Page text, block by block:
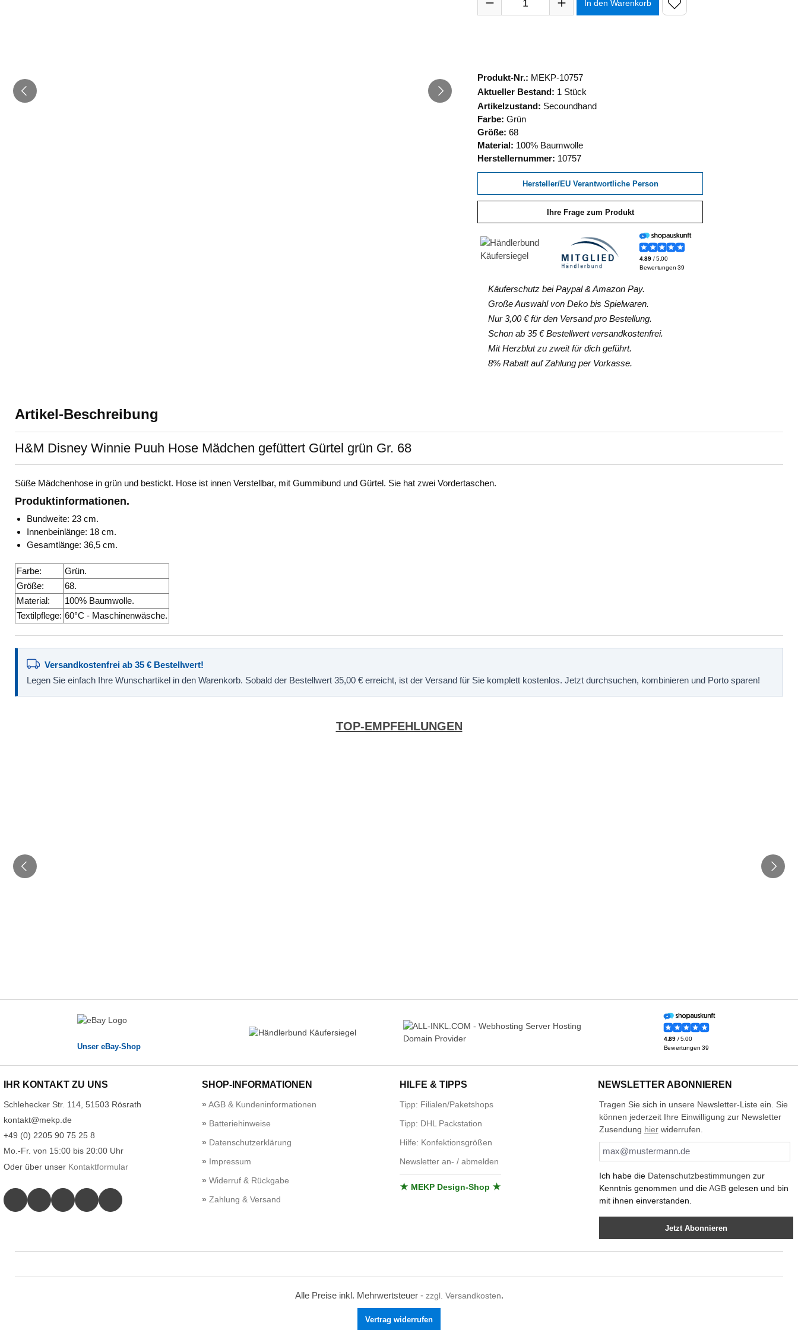
In den Warenkorb
Produkt-Nr.: MEKP-10757
Aktueller Bestand: 1 Stück
Artikelzustand: Secoundhand
Farbe: Grün
Größe: 68
Material: 100% Baumwolle
Herstellernummer: 10757
Hersteller/EU Verantwortliche Person
Ihre Frage zum Produkt
Käuferschutz bei Paypal & Amazon Pay.
Große Auswahl von Deko bis Spielwaren.
Nur 3,00 € für den Versand pro Bestellung.
Schon ab 35 € Bestellwert versandkostenfrei.
Mit Herzblut zu zweit für dich geführt.
8% Rabatt auf Zahlung per Vorkasse.
Artikel-Beschreibung
H&M Disney Winnie Puuh Hose Mädchen gefüttert Gürtel grün Gr. 68
Süße Mädchenhose in grün und bestickt. Hose ist innen Verstellbar, mit Gummibund und Gürtel. Sie hat zwei Vordertaschen.
Produktinformationen.
Bundweite: 23 cm.
Innenbeinlänge: 18 cm.
Gesamtlänge: 36,5 cm.
Farbe:
Grün.
Größe:
68.
Material:
100% Baumwolle.
Textilpflege: 60°C - Maschinenwäsche.
Versandkostenfrei ab 35 € Bestellwert!
Legen Sie einfach Ihre Wunschartikel in den Warenkorb. Sobald der Bestellwert 35,00 € erreicht, ist der Versand für Sie komplett kostenlos. Jetzt durchsuchen, kombinieren und Porto sparen!
TOP-EMPFEHLUNGEN
Unser eBay-Shop
IHR KONTAKT ZU UNS
Schlehecker Str. 114, 51503 Rösrath
kontakt@mekp.de
+49 (0) 2205 90 75 25 8
Mo.-Fr. von 15:00 bis 20:00 Uhr
Oder über unser Kontaktformular
SHOP-INFORMATIONEN
AGB & Kundeninformationen
Batteriehinweise
Datenschutzerklärung
Impressum
Widerruf & Rückgabe
Zahlung & Versand
HILFE & TIPPS
Tipp: Filialen/Paketshops
Tipp: DHL Packstation
Hilfe: Konfektionsgrößen
Newsletter an- / abmelden
★ MEKP Design-Shop ★
NEWSLETTER ABONNIEREN
Tragen Sie sich in unsere Newsletter-Liste ein. Sie
können jederzeit Ihre Einwilligung zur Newsletter
Zusendung hierwiderrufen.
Ich habe die Datenschutzbestimmungen zur
Kenntnis genommen und dieAGBgelesen und bin
mit ihnen einverstanden.
Jetzt Abonnieren
Alle Preise inkl. Mehrwertsteuer - zzgl. Versandkosten.
Vertrag widerrufen